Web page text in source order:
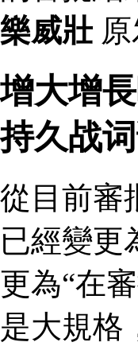
樂威壯原
增大增
持久战
從目前審
已經變更
更為“在
是大規格